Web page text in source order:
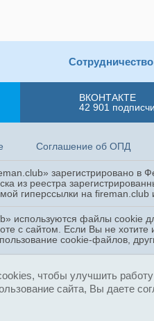
Сотрудничество
ВКОНТАКТЕ
42 901
Соглашение об ОПД
зарегистрировано
из реестра
гиперссылки на fireman.club
используются файлы cookie
с сайтом. Если Вы не
cookie-файлов,
чтобы улучшить
сайта, Вы даете